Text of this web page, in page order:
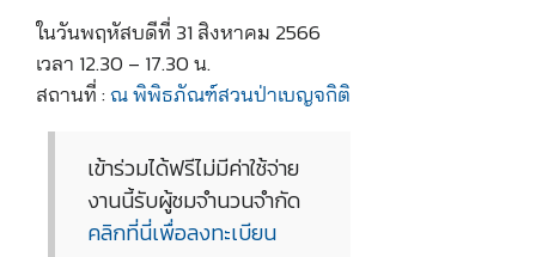
ในวันพฤหัสบดีที่ 31 สิงหาคม 2566
เวลา 12.30 – 17.30 น.
สถานที่ :ณ พิพิธภัณฑ์สวนป่าเบญจกิติ
เข้าร่วมได้ฟรีไม่มีค่าใช้จ่าย
งานนี้รับผู้ชมจำนวนจำกัด
คลิกที่นี่เพื่อลงทะเบียน